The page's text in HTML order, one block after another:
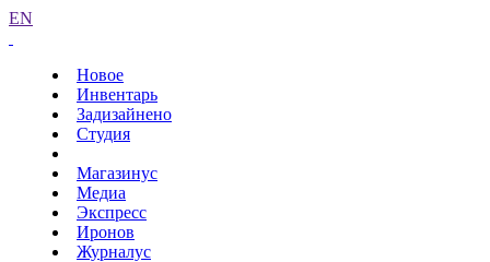
EN
Новое
Инвентарь
Задизайнено
Студия
Магазинус
Медиа
Экспресс
Иронов
Журналус